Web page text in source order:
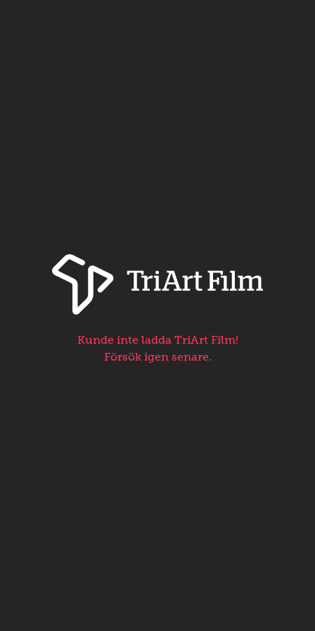
Kunde inte ladda TriArt Film!
Försök igen senare.